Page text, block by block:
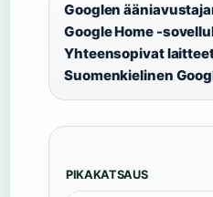
Googlen
Google Home -
Yhteensopivat
Suomenkielinen
PIKAKATSAUS